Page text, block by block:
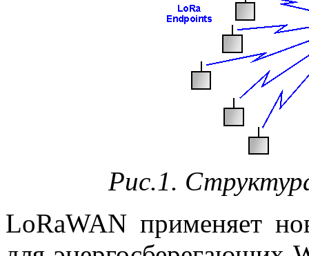
Рис.1.
LoRaWAN применяет